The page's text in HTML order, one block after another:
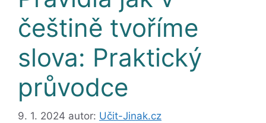
češtině tvoříme
slova: Praktický
průvodce
9. 1. 2024 autor: Učit-Jinak.cz